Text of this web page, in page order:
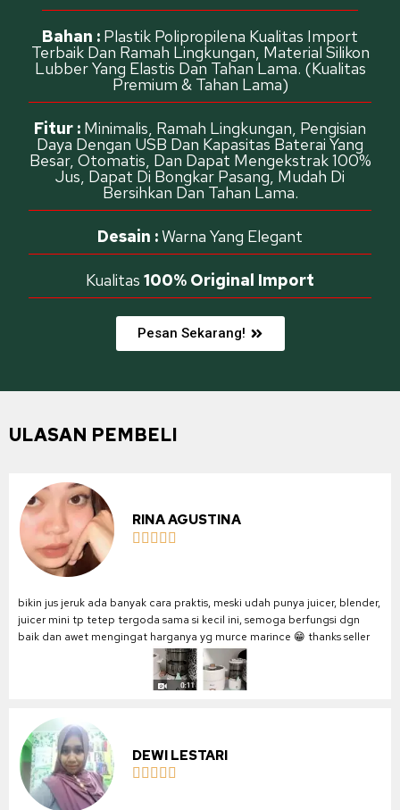
Bahan : Plastik Polipropilena Kualitas Import
Terbaik Dan Ramah Lingkungan, Material Silikon
Lubber Yang Elastis Dan Tahan Lama. (Kualitas
Premium & Tahan Lama)
Fitur : Minimalis, Ramah Lingkungan, Pengisian
Daya Dengan USB Dan Kapasitas Baterai Yang
Besar, Otomatis, Dan Dapat Mengekstrak 100%
Jus, Dapat Di Bongkar Pasang, Mudah Di
Bersihkan Dan Tahan Lama.
Desain :Warna Yang Elegant
Kualitas 100% Original Import
Pesan Sekarang!
ULASAN PEMBELI
RINA AGUSTINA
    
bikin jus jeruk ada banyak cara praktis, meski udah punya juicer, blender,
juicer mini tp tetep tergoda sama si kecil ini, semoga berfungsi dgn
baik dan awet mengingat harganya yg murce marince 😁 thanks seller
DEWI LESTARI
    